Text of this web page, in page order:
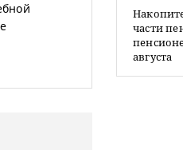
части
августа